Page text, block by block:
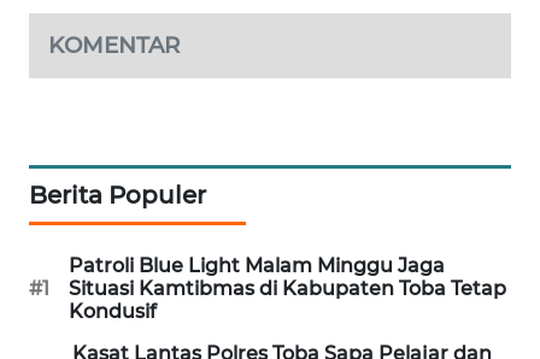
KOMENTAR
Berita Populer
#1
Patroli Blue Light Malam Minggu Jaga
Situasi Kamtibmas di Kabupaten Toba Tetap
Kondusif
Kasat Lantas Polres Toba Sapa Pelajar dan
HUMBANG
NEWS
FISUELRI
ENERGI
NEWS